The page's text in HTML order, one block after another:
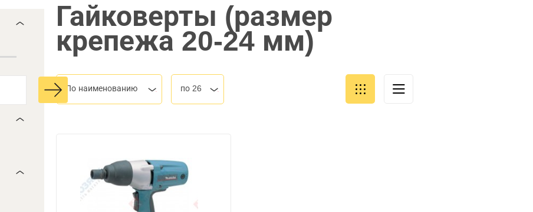
Гайковерты (размер
крепежа 20-24 мм)
По наименованию по 26